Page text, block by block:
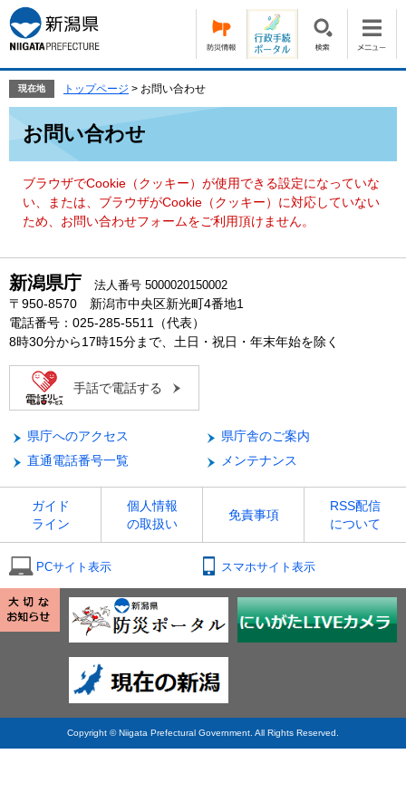
ー
ジ
の
頭
す。
ニ
ュ
ー
飛
て
現在地 トップページ > お問い合わせ
お問い合わせ
ブラウザでCookie（クッキー）が使用できる設定になっていな
い、または、ブラウザがCookie（クッキー）に対応していない
ため、お問い合わせフォームをご利用頂けません。
新潟県庁 法人番号 5000020150002
〒950-8570 新潟市中央区新光町4番地1
電話番号：025-285-5511（代表）
8時30分から17時15分まで、土日・祝日・年末年始を除く
手話で電話する
県庁へのアクセス
県庁舎のご案内
直通電話番号一覧
メンテナンス
ガイド
ライン
個人情報
の取扱い
免責事項
RSS配信
について
PCサイト表示 スマホサイト表示
Copyright © Niigata Prefectural Government. All Rights Reserved.